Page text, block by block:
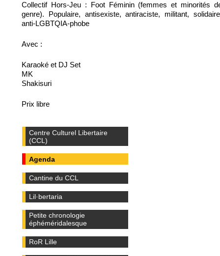
Collectif Hors-Jeu : Foot Féminin (femmes et minorités
genre). Populaire, antisexiste, antiraciste, militant,
anti-LGBTQIA-phobe
Avec :
Karaoké et DJ Set
MK
Shakisuri
Prix libre
Centre Culturel Libertaire
(CCL)
Agenda
Cantine du CCL
Lil·bertaria
Petite chronologie
éphéméridalesque
RoR Lille